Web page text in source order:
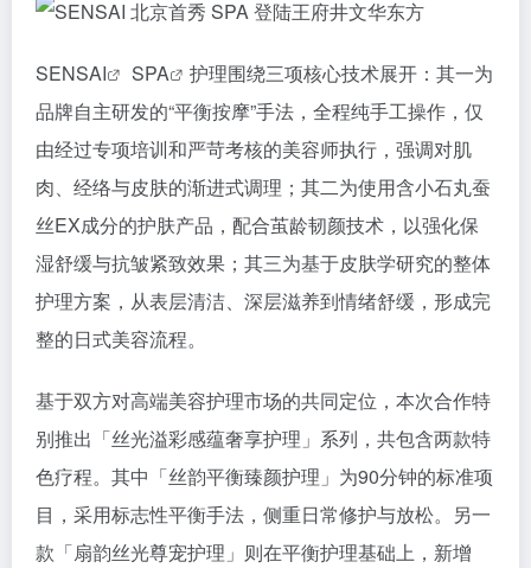
SENSAI SPA
护理围绕三项核心技术展开：其一为
品牌自主研发的“平衡按摩”手法，全程纯手工操作，仅
由经过专项培训和严苛考核的美容师执行，强调对肌
肉、经络与皮肤的渐进式调理；其二为使用含小石丸蚕
丝EX成分的护肤产品，配合茧龄韧颜技术，以强化保
湿舒缓与抗皱紧致效果；其三为基于皮肤学研究的整体
护理方案，从表层清洁、深层滋养到情绪舒缓，形成完
整的日式美容流程。
基于双方对高端美容护理市场的共同定位，本次合作特
别推出「丝光溢彩感蕴奢享护理」系列，共包含两款特
色疗程。其中「丝韵平衡臻颜护理」为90分钟的标准项
目，采用标志性平衡手法，侧重日常修护与放松。另一
款「扇韵丝光尊宠护理」则在平衡护理基础上，新增